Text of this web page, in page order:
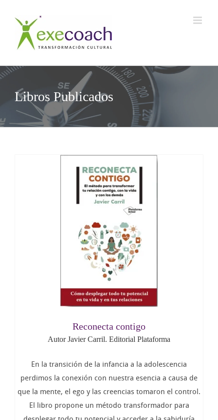
contenido
Libros Publicados
Reconecta contigo
Autor Javier Carril. Editorial Plataforma
En la transición de la infancia a la adolescencia
perdimos la conexión con nuestra esencia a causa de
que la mente, el ego y las creencias tomaron el control.
El libro propone un método transformador para